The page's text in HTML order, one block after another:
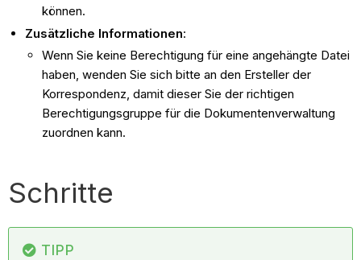
können.
Zusätzliche Informationen:
Wenn Sie keine Berechtigung für eine angehängte Datei
haben, wenden Sie sich bitte an den Ersteller der
Korrespondenz, damit dieser Sie der richtigen
Berechtigungsgruppe für die Dokumentenverwaltung
zuordnen kann.
Schritte
TIPP